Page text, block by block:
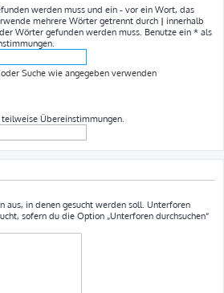
werden muss und ein - vor ein Wort, das
mehrere Wörter getrennt durch | innerhalb
Wörter gefunden werden muss. Benutze ein * als
Suche wie angegeben verwenden
Übereinstimmungen.
aus, in denen gesucht werden soll. Unterforen
sofern du die Option „Unterforen durchsuchen“